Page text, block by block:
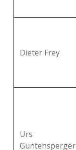
Dieter Frey
Urs
Güntensperger